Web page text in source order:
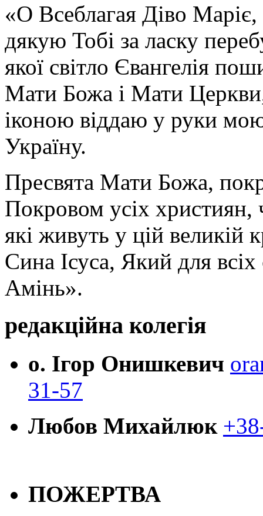
«О Всеблагая Діво
дякую Тобі за ласку
якої світло Євангелія
Мати Божа і Мати
іконою віддаю у руки
Україну.
Пресвята Мати Божа,
Покровом усіх християн,
які живуть у цій великій
Сина Ісуса, Який для
Амінь».
редакційна колегія
о. Ігор Онишкевич
31-57
Любов Михайлюк
ПОЖЕРТВА